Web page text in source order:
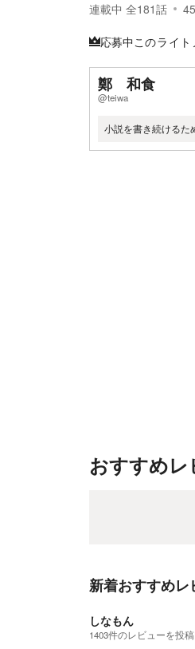
連載中 全181話
応募中このライ
鄭 和食
@teiwa
小説を書き続ける
おすすめレ
新着おすすめレ
しなもん
1403件のレビューを投稿